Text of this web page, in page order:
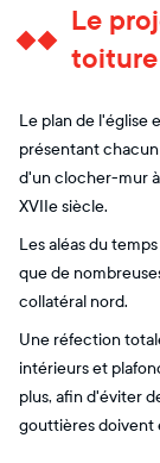
Le
Le plan de l'église
présentant
d'un clocher-mur
XVIIe siècle.
Les aléas du
que de
collatéral nord.
Une réfection
intérieurs et
plus, afin d'éviter
gouttières doivent